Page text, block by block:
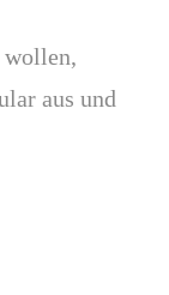
wollen,
aus und